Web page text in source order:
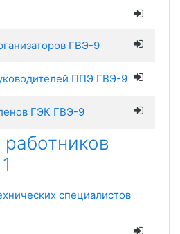
ГВЭ-9
ППЭ ГВЭ-9
ГЭК ГВЭ-9
специалистов